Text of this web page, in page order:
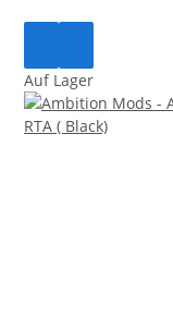
Auf Lager